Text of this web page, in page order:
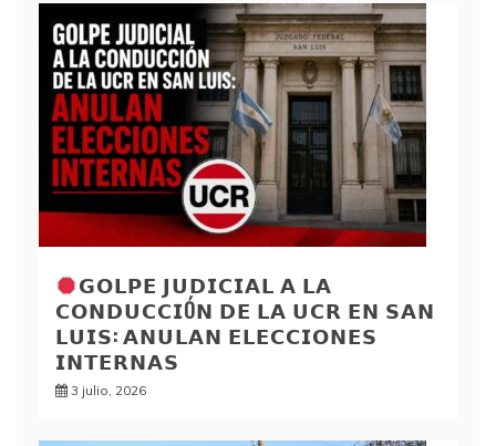
𝗚𝗢𝗟𝗣𝗘 𝗝𝗨𝗗𝗜𝗖𝗜𝗔𝗟 𝗔 𝗟𝗔
𝗖𝗢𝗡𝗗𝗨𝗖𝗖𝗜Ó𝗡 𝗗𝗘 𝗟𝗔 𝗨𝗖𝗥 𝗘𝗡 𝗦𝗔𝗡
𝗟𝗨𝗜𝗦: 𝗔𝗡𝗨𝗟𝗔𝗡 𝗘𝗟𝗘𝗖𝗖𝗜𝗢𝗡𝗘𝗦
𝗜𝗡𝗧𝗘𝗥𝗡𝗔𝗦
3 julio, 2026